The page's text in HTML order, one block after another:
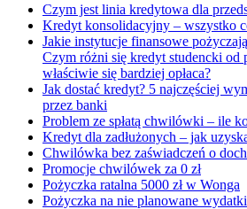
Czym jest linia kredytowa dla
Kredyt konsolidacyjny – wszystko
Jakie instytucje finansowe
Czym różni się kredyt studencki od
właściwie się bardziej opłaca?
Jak dostać kredyt? 5 najczęściej
przez banki
Problem ze spłatą chwilówki – ile
Kredyt dla zadłużonych – jak
Chwilówka bez zaświadczeń o
Promocje chwilówek za 0 zł
Pożyczka ratalna 5000 zł w Wonga
Pożyczka na nie planowane wydatki